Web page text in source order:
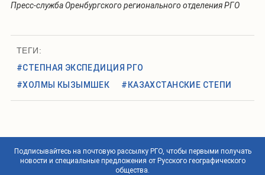
Пресс-служба Оренбургского регионального отделения РГО
ТЕГИ:
#СТЕПНАЯ ЭКСПЕДИЦИЯ РГО
#ХОЛМЫ КЫЗЫМШЕК
#КАЗАХСТАНСКИЕ СТЕПИ
Подписывайтесь на почтовую рассылку РГО, чтобы первыми получать
новости и специальные предложения от Русского географического
общества.